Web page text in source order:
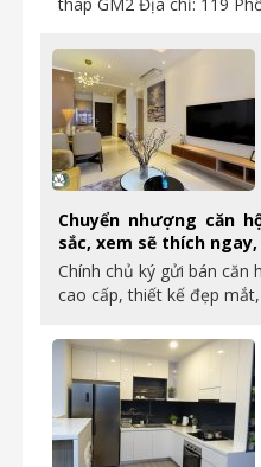
Chuyển nhượng căn
sắc, xem sẽ thích
Chính chủ ký gửi bán
cao cấp, thiết kế đẹp